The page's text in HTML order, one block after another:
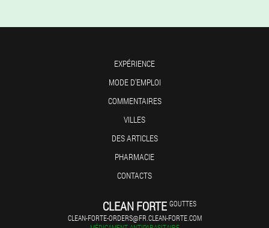
EXPÉRIENCE
MODE D'EMPLOI
COMMENTAIRES
VILLES
DES ARTICLES
PHARMACIE
CONTACTS
CLEAN FORTE GOUTTES
CLEAN-FORTE-ORDERS@FR.CLEAN-FORTE.COM